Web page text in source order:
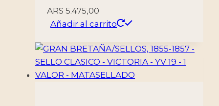
ARS 5.475,00
Añadir al carrito